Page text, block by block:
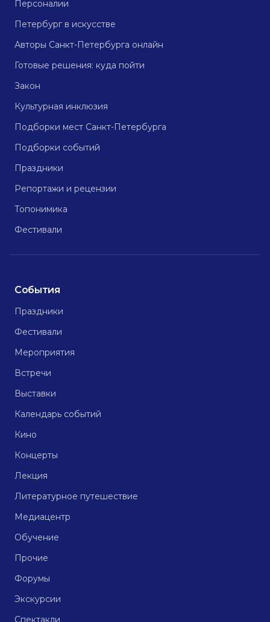
Персоналии
Петербург в искусстве
Авторы Санкт-Петербурга онлайн
Готовые решения: куда пойти
Закон
Культурная инклюзия
Подборки мест Санкт-Петербурга
Подборки событий
Праздники
Репортажи и рецензии
Топонимика
Фестивали
События
Праздники
Фестивали
Мероприятия
Встречи
Выставки
Календарь событий
Кино
Концерты
Лекция
Литературное путешествие
Медиацентр
Обучение
Прочие
Форумы
Экскурсии
Спектакли